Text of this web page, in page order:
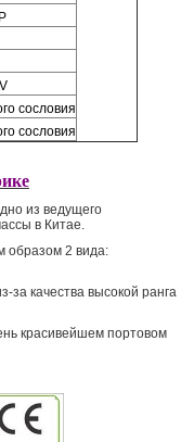
сословия
сословия
из ведущего
в Китае.
образом 2 вида:
за качества высокой ранга
красивейшем портовом